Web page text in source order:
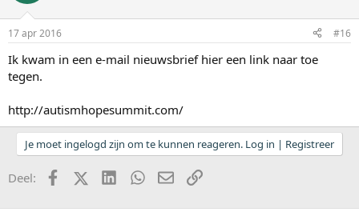
17 apr 2016 #16
Ik kwam in een e-mail nieuwsbrief hier een link naar toe
tegen.
http://autismhopesummit.com/
Je moet ingelogd zijn om te kunnen reageren. Log in | Registreer
Deel: FacebookX (Twitter)LinkedInWhatsApp
E-mailkoppeling